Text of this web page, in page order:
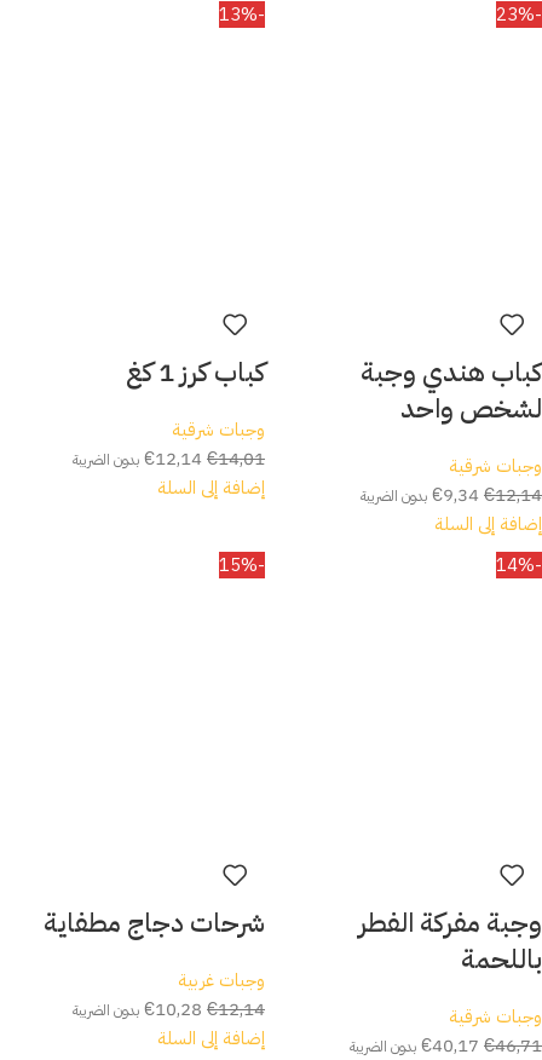
-23%
كباب هندي وجبة
لشخص واحد
وجبات شرقية
€12,14
€9,34 بدون الضريبة
إضافة إلى السلة
-13%
كباب كرز 1 كغ
وجبات شرقية
€14,01
€12,14 بدون الضريبة
إضافة إلى السلة
-14%
وجبة مفركة الفطر
باللحمة
وجبات شرقية
€46,71
€40,17 بدون الضريبة
-15%
شرحات دجاج مطفاية
وجبات غربية
€12,14
€10,28 بدون الضريبة
إضافة إلى السلة